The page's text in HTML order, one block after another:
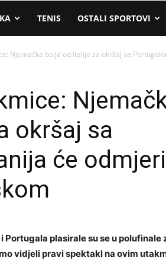
TENIS OSTALI SPORTOVI
Njemačka bolja od Italije za okršaj sa
okršaj sa
će
Portugala plasirale su se u polufinale
vidjeli pravi spektakl na ovim